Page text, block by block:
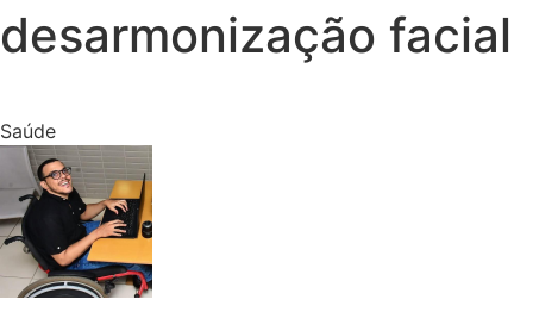
desarmonização facial
Saúde